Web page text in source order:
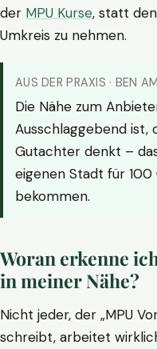
der MPU Kurse, statt
Umkreis zu nehmen.
AUS DER PRAXIS · BEN
Die Nähe zum
Ausschlaggebend ist,
Gutachter denkt –
eigenen Stadt für
bekommen.
Woran erkenne
in meiner Nähe?
Nicht jeder, der „MPU
schreibt, arbeitet